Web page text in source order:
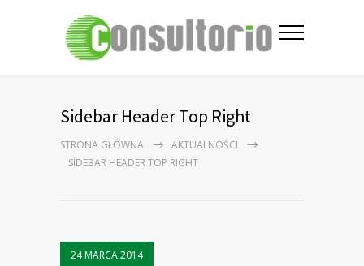
Sidebar Header Top Right
STRONA GŁÓWNA
AKTUALNOŚCI
SIDEBAR HEADER TOP RIGHT
24 MARCA 2014